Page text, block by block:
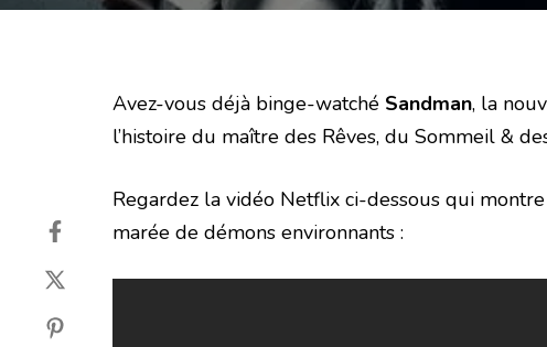
Avez-vous déjà binge-watché Sandman, la
l’histoire du maître des Rêves, du Sommeil &
Regardez la vidéo Netflix ci-dessous qui
marée de démons environnants :